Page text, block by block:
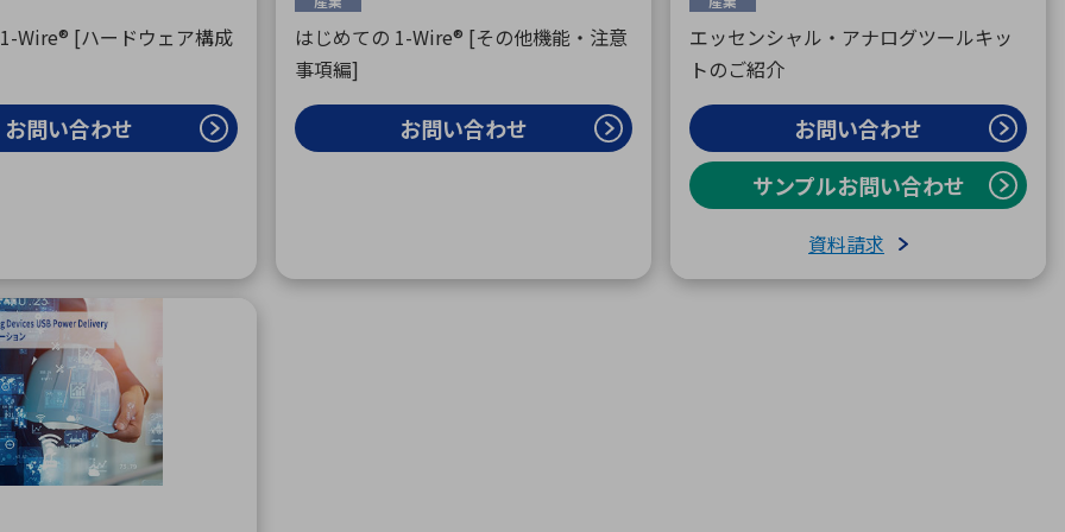
Wire® [ハードウェア構成
お問い合わせ
はじめての 1-Wire® [その他機能・注意
事項編]
お問い合わせ
エッセンシャル・アナログツールキッ
トのご紹介
お問い合わせ
サンプルお問い合わせ
資料請求